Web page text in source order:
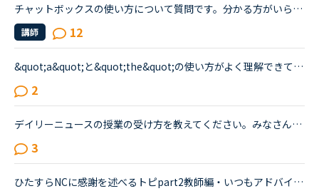
チャットボックスの使い方について質問です。分かる方がいらっしゃっいましたら、是非教えてください！いつもPC、windows 10でレッスンを受けています。チャットボックスに入力しようと、カーソルを合わせると、...
講師 12
&quot;a&quot;と&quot;the&quot;の使い方がよく理解できていないので、どなたか教えてください。カラン９です770 The difference between &quot;excuse&quot;(v) and &quot;excuse&quot;(n) is that &quot;excus...
2
デイリーニュースの授業の受け方を教えてください。みなさんオーディオを聞いている間、カメラをオンにしていると、なんだか、先生の表情や自分の表情など、なんだか気が散りませんか？あの雰囲気を皆さんどうし...
3
ひたすらNCに感謝を述べるトピpart2教師編・いつもアドバイスしてくれてありがとう・楽しく勉強できるように勉強を進めてくれてありがとう・なにかあるたび最近の近況と応援をありがとう・いつも夜遅くまでありが...